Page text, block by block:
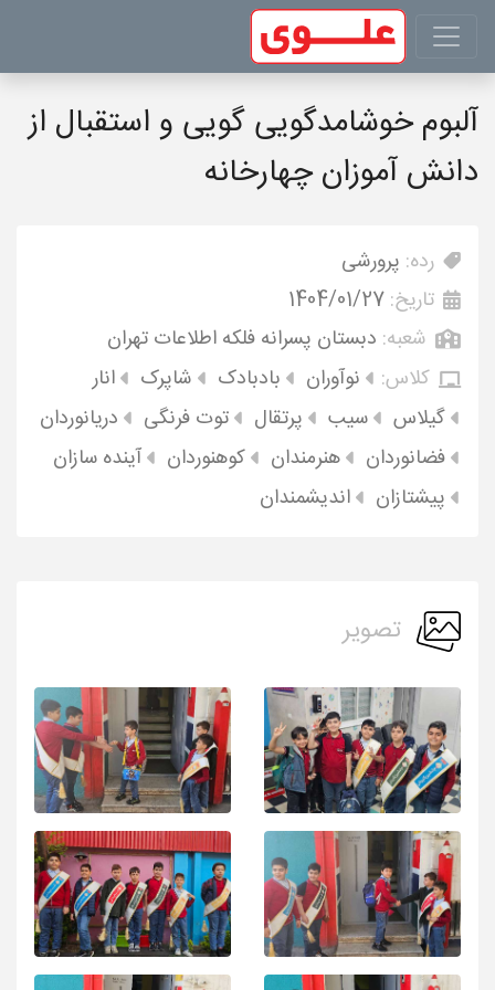
آلبوم خوشامدگویی گویی و استقبال از
دانش آموزان چهارخانه
رده: پرورشی
تاریخ: 1404/01/27
شعبه: دبستان پسرانه فلکه اطلاعات تهران
کلاس:
نوآوران بادبادک شاپرک
انار
گیلاس
سیب پرتقال توت فرنگی
دریانوردان
فضانوردان
هنرمندان کوهنوردان
آینده سازان
پیشتازان
اندیشمندان
تصویر